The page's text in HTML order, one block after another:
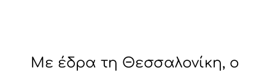
Με έδρα τη Θεσσαλονίκη, ο